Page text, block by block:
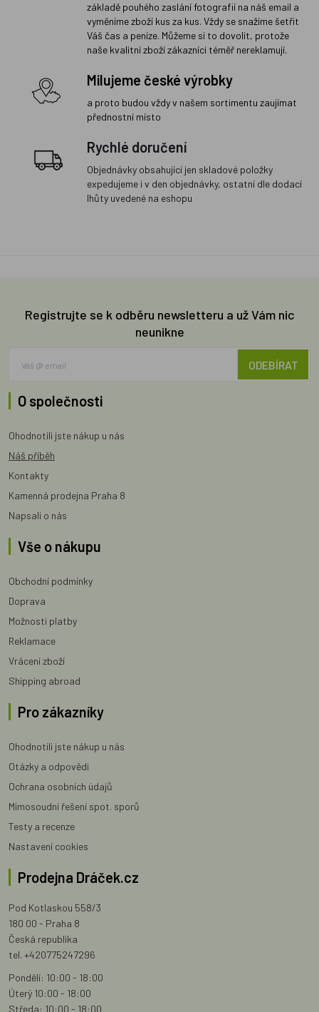
základě pouhého zaslání fotografií na náš email a
vyměníme zboží kus za kus. Vždy se snažíme šetřit
Váš čas a peníze. Můžeme si to dovolit, protože
naše kvalitní zboží zákazníci téměř nereklamují.
Milujeme české výrobky
a proto budou vždy v našem sortimentu zaujímat
přednostní místo
Rychlé doručení
Objednávky obsahující jen skladové položky
expedujeme i v den objednávky, ostatní dle dodací
lhůty uvedené na eshopu
Registrujte se k odběru newsletteru a už Vám nic
neunikne
ODEBÍRAT
O společnosti
Ohodnotili jste nákup u nás
Náš příběh
Kontakty
Kamenná prodejna Praha 8
Napsali o nás
Vše o nákupu
Obchodní podmínky
Doprava
Možnosti platby
Reklamace
Vrácení zboží
Shipping abroad
Pro zákazníky
Ohodnotili jste nákup u nás
Otázky a odpovědi
Ochrana osobních údajů
Mimosoudní řešení spot. sporů
Testy a recenze
Nastavení cookies
Prodejna Dráček.cz
Pod Kotlaskou 558/3
180 00 - Praha 8
Česká republika
tel. +420775247296
Pondělí: 10:00 - 18:00
Úterý 10:00 - 18:00
Středa: 10:00 - 18:00